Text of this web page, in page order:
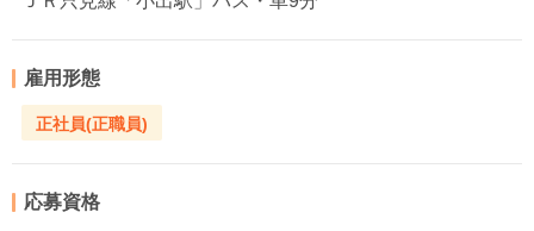
雇用形態
正社員(正職員)
応募資格